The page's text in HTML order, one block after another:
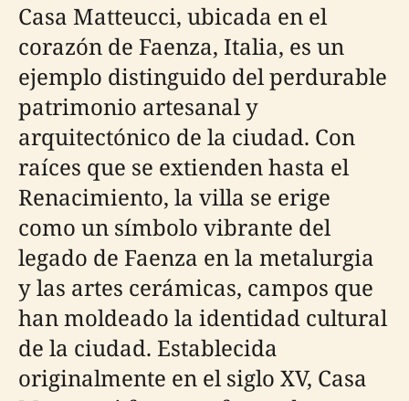
Casa Matteucci, ubicada en el
corazón de Faenza, Italia, es un
ejemplo distinguido del perdurable
patrimonio artesanal y
arquitectónico de la ciudad. Con
raíces que se extienden hasta el
Renacimiento, la villa se erige
como un símbolo vibrante del
legado de Faenza en la metalurgia
y las artes cerámicas, campos que
han moldeado la identidad cultural
de la ciudad. Establecida
originalmente en el siglo XV, Casa